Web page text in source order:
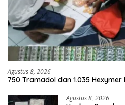
Agustus 8, 2026
750 Tramadol dan 1.035
Agustus 8, 2026